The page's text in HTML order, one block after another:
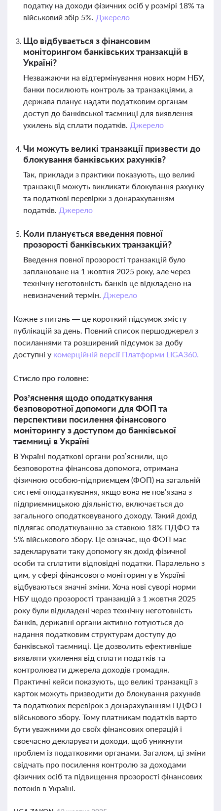
податку на доходи фізичних осіб у розмірі 18% та
військовий збір 5%. Джерело
Що відбувається з фінансовим
моніторингом банківських транзакцій в
Україні?
Незважаючи на відтермінування нових норм НБУ,
банки посилюють контроль за транзакціями, а
держава планує надати податковим органам
доступ до банківської таємниці для виявлення
ухилень від сплати податків. Джерело
Чи можуть великі транзакції призвести до
блокування банківських рахунків?
Так, приклади з практики показують, що великі
транзакції можуть викликати блокування рахунку
та податкові перевірки з донарахуванням
податків. Джерело
Коли планується введення повної
прозорості банківських транзакцій?
Введення повної прозорості транзакцій було
заплановане на 1 жовтня 2025 року, але через
технічну неготовність банків це відкладено на
невизначений термін. Джерело
Кожне з питань — це короткий підсумок змісту
публікацій за день. Повний список першоджерел з
посиланнями та розширений підсумок за добу
доступні у комерційній версії Платформи LIGA360.
Стисло про головне:
Роз’яснення щодо оподаткування
безповоротної допомоги для ФОП та
перспективи посилення фінансового
моніторингу з доступом до банківської
таємниці в Україні
В Україні податкові органи роз’яснили, що
безповоротна фінансова допомога, отримана
фізичною особою-підприємцем (ФОП) на загальній
системі оподаткування, якщо вона не пов’язана з
підприємницькою діяльністю, включається до
загального оподатковуваного доходу. Такий дохід
підлягає оподаткуванню за ставкою 18% ПДФО та
5% військового збору. Це означає, що ФОП має
задекларувати таку допомогу як дохід фізичної
особи та сплатити відповідні податки. Паралельно з
цим, у сфері фінансового моніторингу в Україні
відбуваються значні зміни. Хоча нові суворі норми
НБУ щодо прозорості транзакцій з 1 жовтня 2025
року були відкладені через технічну неготовність
банків, державні органи активно готуються до
надання податковим структурам доступу до
банківської таємниці. Це дозволить ефективніше
виявляти ухилення від сплати податків та
контролювати джерела доходів громадян.
Практичні кейси показують, що великі транзакції з
карток можуть призводити до блокування рахунків
та податкових перевірок з донарахуванням ПДФО і
військового збору. Тому платникам податків варто
бути уважними до своїх фінансових операцій і
своєчасно декларувати доходи, щоб уникнути
проблем із податковими органами. Загалом, ці зміни
свідчать про посилення контролю за доходами
фізичних осіб та підвищення прозорості фінансових
потоків в Україні.